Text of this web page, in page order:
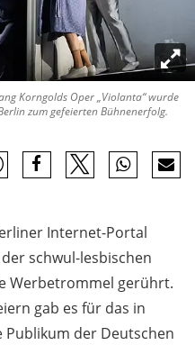
Korngolds Oper „Violanta“ wurde
zum gefeierten Bühnenerfolg.
Internet-Portal
schwul-lesbischen
Werbetrommel gerührt.
gab es für das in
der Deutschen